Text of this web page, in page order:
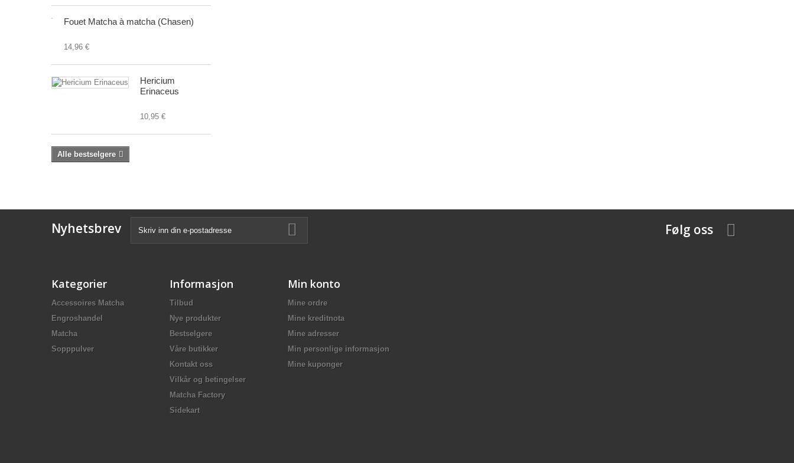
Fouet Matcha à matcha (Chasen)
14,96 €
Hericium
Erinaceus
10,95 €
Alle bestselgere
Nyhetsbrev Følg oss
Kategorier
Accessoires Matcha
Engroshandel
Matcha
Sopppulver
Informasjon
Tilbud
Nye produkter
Bestselgere
Våre butikker
Kontakt oss
Vilkår og betingelser
Matcha Factory
Sidekart
Min konto
Mine ordre
Mine kreditnota
Mine adresser
Min personlige informasjon
Mine kuponger